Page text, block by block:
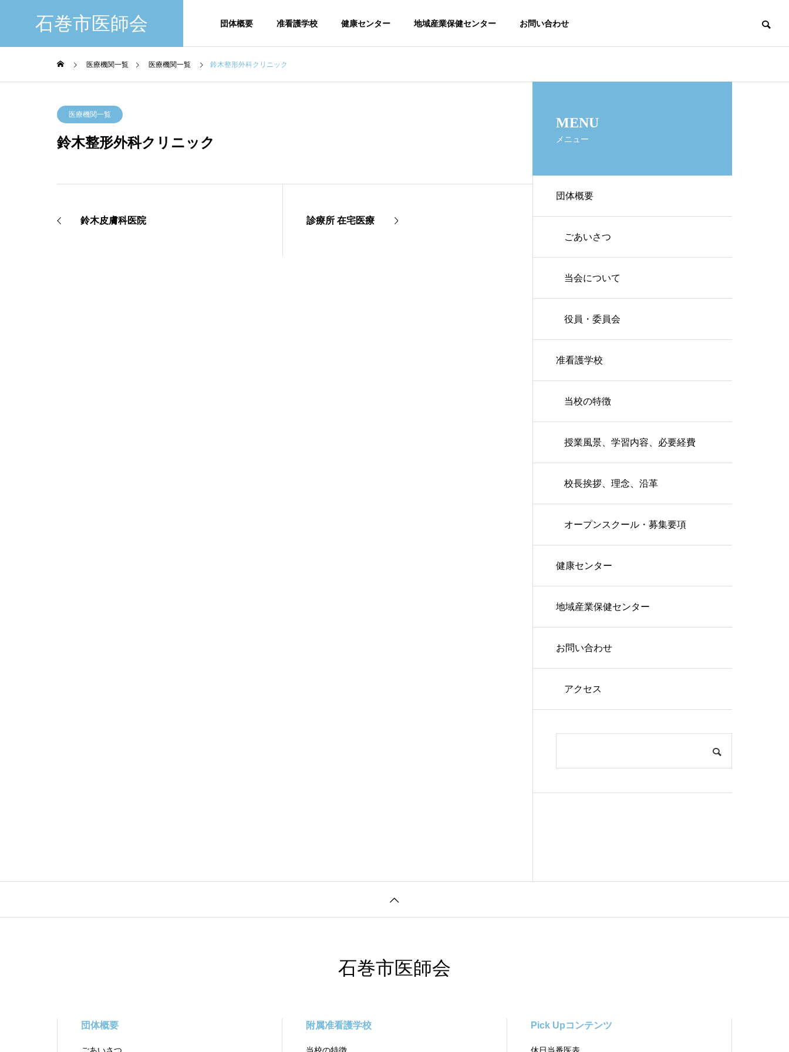
石巻市医師会 団体概要 准看護学校 健康センター 地域産業保健センター お問い合わせ
団体概要
当会の役職・委員会の一覧です
石巻市医師会附
校長挨拶、理念、
医療機関一覧 医療機関一覧 鈴木整形外科クリニック
医療機関一覧
鈴木整形外科クリニック
鈴木皮膚科医院 診療所 在宅医療
MENU
メニュー
団体概要
ごあいさつ
当会について
役員・委員会
准看護学校
当校の特徴
授業風景、学習内容、必要経費
校長挨拶、理念、沿革
オープンスクール・募集要項
健康センター
地域産業保健センター
お問い合わせ
アクセス
石巻市医師会
団体概要 附属准看護学校 Pick Upコンテンツ